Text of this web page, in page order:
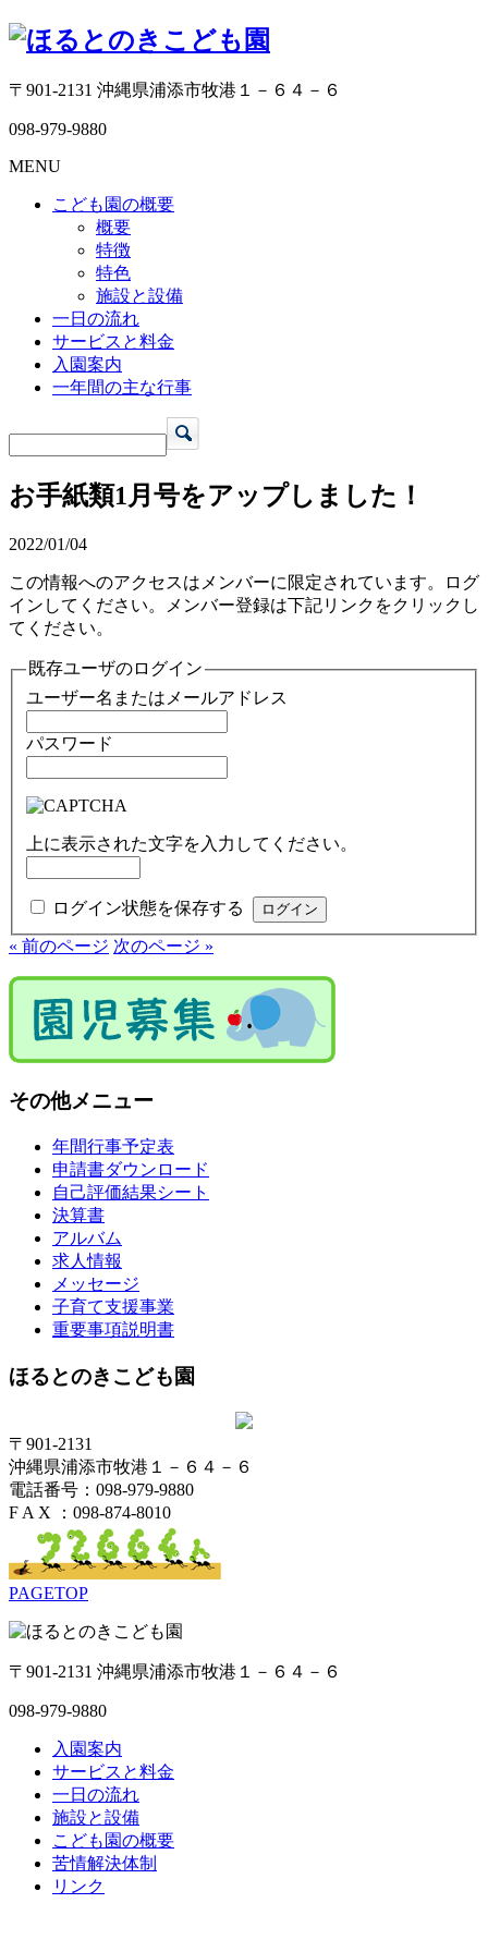
〒901-2131 沖縄県浦添市牧港１－６４－６
098-979-9880
MENU
こども園の概要
概要
特徴
特色
施設と設備
一日の流れ
サービスと料金
入園案内
一年間の主な行事
お手紙類1月号をアップしました！
2022/01/04
この情報へのアクセスはメンバーに限定されています。ログ
インしてください。メンバー登録は下記リンクをクリックし
てください。
既存ユーザのログイン
ユーザー名またはメールアドレス
パスワード
上に表示された文字を入力してください。
ログイン状態を保存する
« 前のページ 次のページ »
その他メニュー
年間行事予定表
申請書ダウンロード
自己評価結果シート
決算書
アルバム
求人情報
メッセージ
子育て支援事業
重要事項説明書
ほるとのきこども園
〒901-2131
沖縄県浦添市牧港１－６４－６
電話番号：098-979-9880
F A X ：098-874-8010
PAGETOP
〒901-2131 沖縄県浦添市牧港１－６４－６
098-979-9880
入園案内
サービスと料金
一日の流れ
施設と設備
こども園の概要
苦情解決体制
リンク